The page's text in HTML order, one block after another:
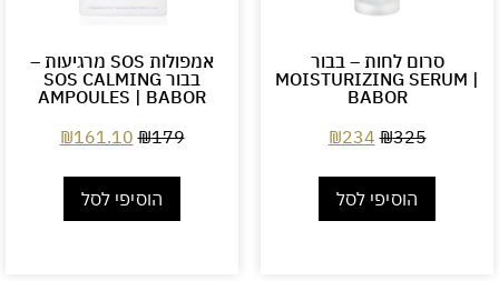
סרום לחות – בבור
MOISTURIZING SERUM |
BABOR
₪325
₪234
הוסיפי לסל
אמפולות SOS מרגיעות –
בבור SOS CALMING
AMPOULES | BABOR
₪179
₪161.10
הוסיפי לסל